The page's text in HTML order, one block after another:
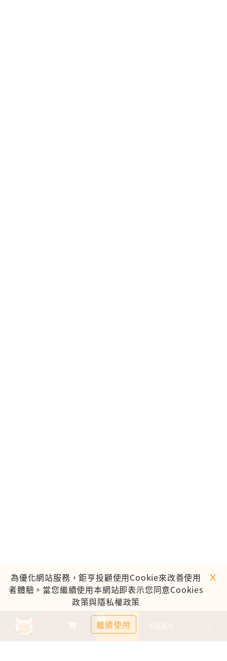
基金比較
0
為優化網站服務，鉅亨投顧使用Cookie來改善使用
者體驗。當您繼續使用本網站即表示您同意Cookies
政策與隱私權政策
繼續使用
ｘ